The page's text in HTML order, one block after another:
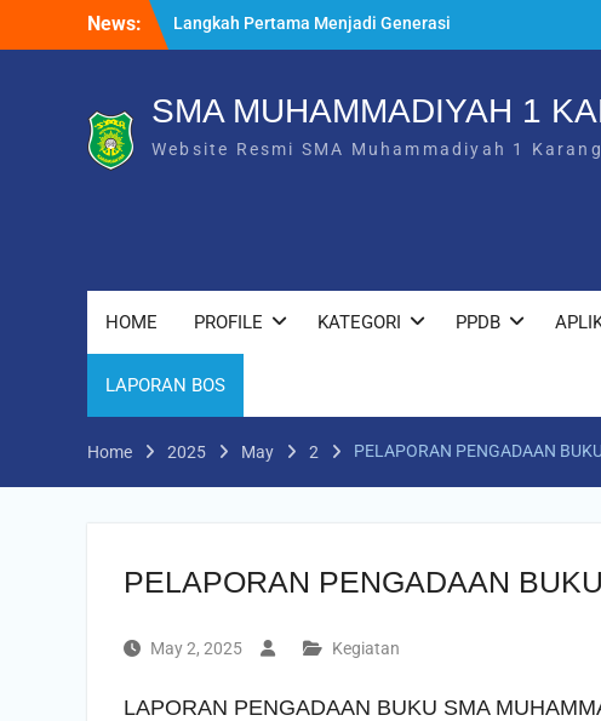
News:
Langkah Pertama Menjadi Generasi
Berkarakter, MPLS/FORTASI SMA
dengan Semangat Kebangsaan
Saat Fajar Menyapa Angkatan Baru, SMA
Muhammadiyah 1 Karanganyar Gelar
SMA MUHAMMADIYAH 1
Website Resmi SMA Muhammadiyah 1
HOME PROFILE KATEGORI PPDB
LAPORAN BOS
Home 2025 May 2 PELAPORAN PENGADAAN BUKU
PELAPORAN PENGADAAN BUKU
May 2, 2025 Kegiatan
LAPORAN PENGADAAN BUKU SMA